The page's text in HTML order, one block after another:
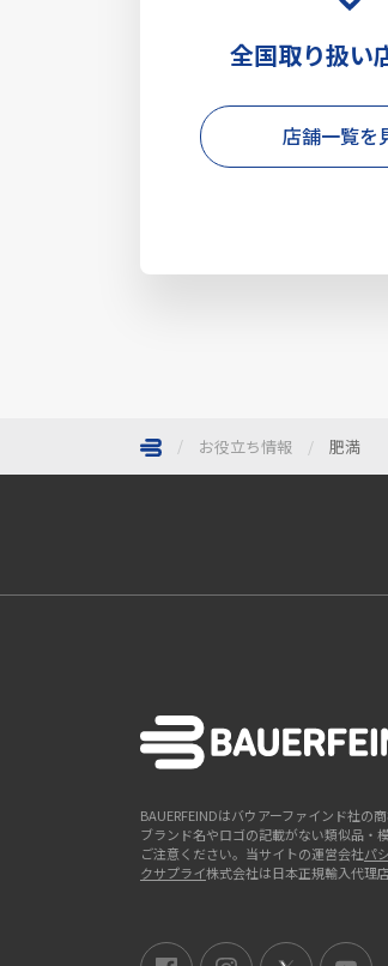
全国取り扱い
店舗一覧を
お役立ち情報 肥満
ページトップへ
BAUERFEINDはバウアーファインド社の商
ブランド名やロゴの記載がない類似品・
ご注意ください。当サイトの運営会社パ
クサプライ株式会社は日本正規輸入代理店